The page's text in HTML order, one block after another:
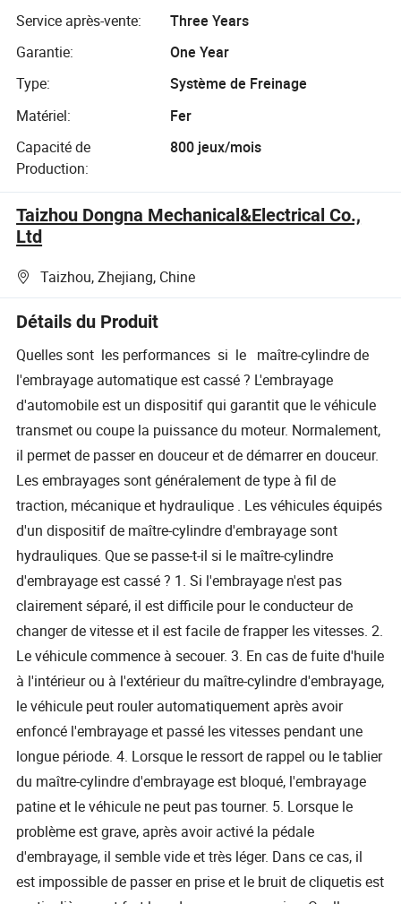
freinage
Service après-vente:
Three Years
Garantie:
One Year
Type:
Système de Freinage
Matériel:
Fer
Capacité de
Production:
800 jeux/mois
Taizhou Dongna Mechanical&Electrical Co.,
Ltd
Taizhou, Zhejiang, Chine
Détails du Produit
Quelles sont les performances si le maître-cylindre de
l'embrayage automatique est cassé ? L'embrayage
d'automobile est un dispositif qui garantit que le véhicule
transmet ou coupe la puissance du moteur. Normalement,
il permet de passer en douceur et de démarrer en douceur.
Les embrayages sont généralement de type à fil de
traction, mécanique et hydraulique . Les véhicules équipés
d'un dispositif de maître-cylindre d'embrayage sont
hydrauliques. Que se passe-t-il si le maître-cylindre
d'embrayage est cassé ? 1. Si l'embrayage n'est pas
clairement séparé, il est difficile pour le conducteur de
changer de vitesse et il est facile de frapper les vitesses. 2.
Le véhicule commence à secouer. 3. En cas de fuite d'huile
à l'intérieur ou à l'extérieur du maître-cylindre d'embrayage,
le véhicule peut rouler automatiquement après avoir
enfoncé l'embrayage et passé les vitesses pendant une
longue période. 4. Lorsque le ressort de rappel ou le tablier
du maître-cylindre d'embrayage est bloqué, l'embrayage
patine et le véhicule ne peut pas tourner. 5. Lorsque le
problème est grave, après avoir activé la pédale
d'embrayage, il semble vide et très léger. Dans ce cas, il
est impossible de passer en prise et le bruit de cliquetis est